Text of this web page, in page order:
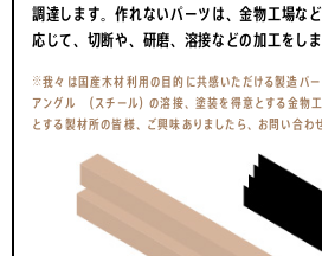
調達します。作れないパーツは、金物工場な
応じて、切断や、研磨、溶接などの加工をしま
※我々は国産木材利用の目的に共感いただける製造パ
アングル （スチール）の溶接、塗装を得意とする金物
とする製材所の皆様、ご興味ありましたら、お問い合わ